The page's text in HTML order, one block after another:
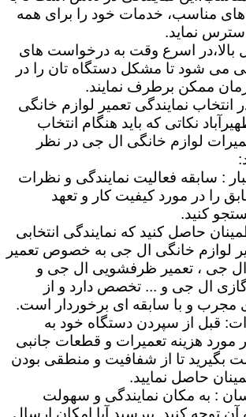
های مناسب، خدمات خود را برای همه
نماید.
اسرع وقت به درخواست های
می شود تا مشکل دستگاه تان را در
زمان ممکن برطرف نمایند.
انتخاب نمایندگی تعمیر لوازم خانگی
نکاتی که باید هنگام انتخاب
لوازم خانگی ال جی در نظر
: سابقه فعالیت نمایندگی و نظرات
را در مورد کیفیت کار و تعهد
کنید.
حاصل کنید که نمایندگی انتخابی
لوازم خانگی ال جی به خصوص تعمیر
جی ، تعمیر ظرفشویی ال جی و
گازی ال جی و ... تخصص دارد و از
مجرب و با سابقه ای برخوردار است.
قبل از سپردن دستگاه خود به
مورد هزینه تعمیرات و قطعات جانبی
بگیرید تا از شفافیت و منطقی بودن
حاصل نمایید.
: به مکان نمایندگی و سهولت
توجه کنید. بپرسید آیا امکان ارسال